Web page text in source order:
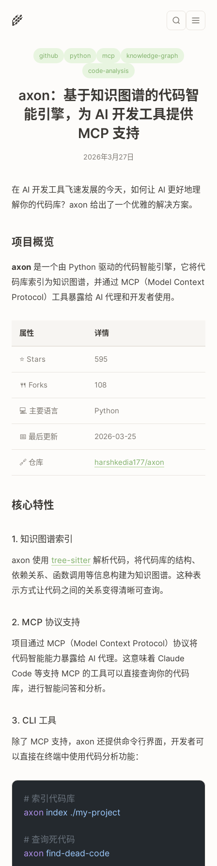
🌾
github python mcp knowledge-graph
code-analysis
axon：基于知识图谱的代码智
能引擎，为 AI 开发工具提供
MCP 支持
2026年3月27日
在 AI 开发工具飞速发展的今天，如何让 AI 更好地理
解你的代码库？axon 给出了一个优雅的解决方案。
项目概览
axon 是一个由 Python 驱动的代码智能引擎，它将代
码库索引为知识图谱，并通过 MCP（Model Context
Protocol）工具暴露给 AI 代理和开发者使用。
属性 详情
⭐ Stars 595
🍴 Forks 108
💻 主要语言 Python
📅 最后更新 2026-03-25
🔗 仓库 harshkedia177/axon
核心特性
1. 知识图谱索引
axon 使用 tree-sitter 解析代码，将代码库的结构、
依赖关系、函数调用等信息构建为知识图谱。这种表
示方式让代码之间的关系变得清晰可查询。
2. MCP 协议支持
项目通过 MCP（Model Context Protocol）协议将
代码智能能力暴露给 AI 代理。这意味着 Claude
Code 等支持 MCP 的工具可以直接查询你的代码
库，进行智能问答和分析。
3. CLI 工具
除了 MCP 支持，axon 还提供命令行界面，开发者可
以直接在终端中使用代码分析功能：
# 索引代码库
axon index ./my-project
# 查询死代码
axon find-dead-code